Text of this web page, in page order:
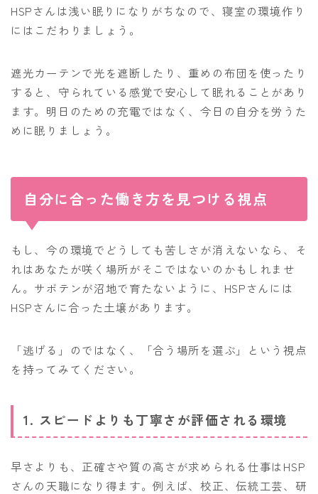
HSPさんは浅い眠りになりがちなので、寝室の環境作り
にはこだわりましょう。
遮光カーテンで光を遮断したり、重めの布団を使ったり
すると、守られている感覚で安心して眠れることがあり
ます。明日のための充電ではなく、今日の自分を労うた
めに眠りましょう。
自分に合った働き方を見つける視点
もし、今の環境でどうしても苦しさが消えないなら、そ
れはあなたが咲く場所がそこではないのかもしれませ
ん。サボテンが沼地で育たないように、HSPさんには
HSPさんに合った土壌があります。
「逃げる」のではなく、「合う場所を選ぶ」という視点
を持ってみてください。
1. スピードよりも丁寧さが評価される環境
早さよりも、正確さや質の高さが求められる仕事はHSP
さんの天職になり得ます。例えば、校正、伝統工芸、研